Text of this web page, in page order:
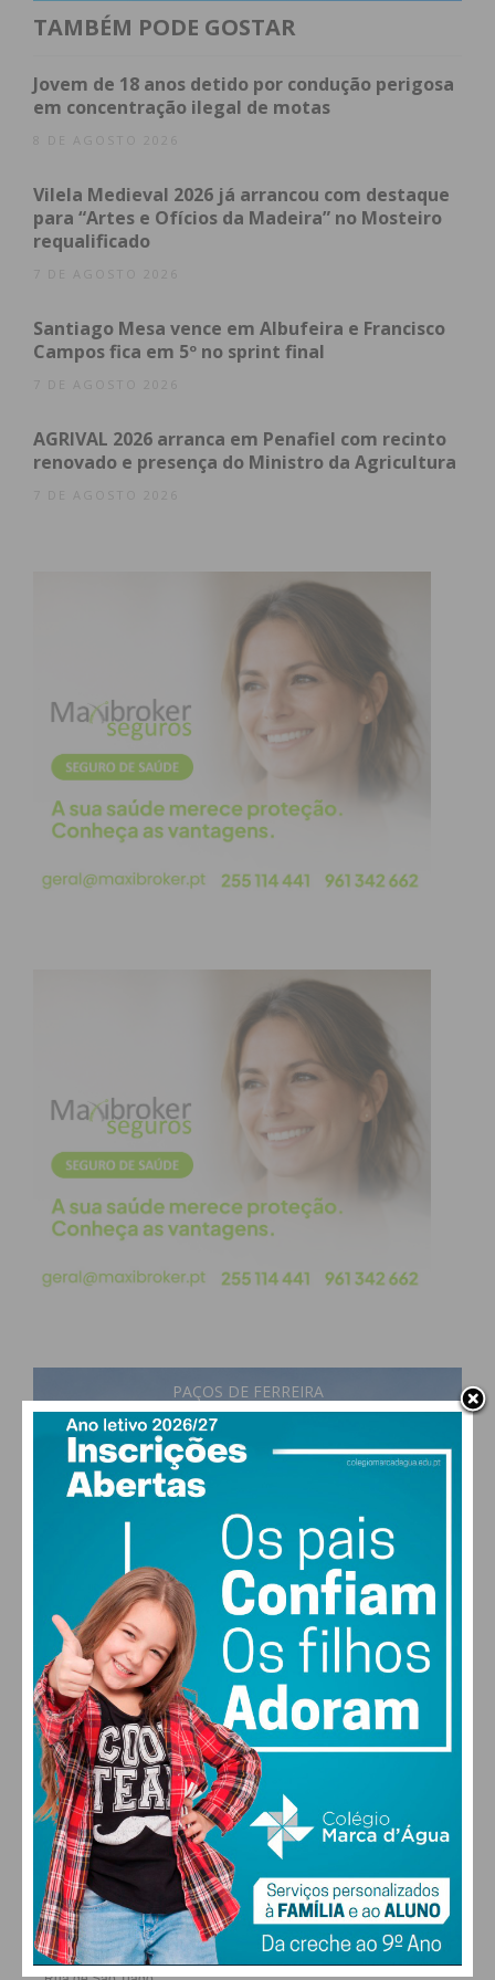
mutualista em Portugal.
A presidente da direção da Associação de Socorros
Mútuos Freamundense, presente na iniciativa,
manifestou publicamente o seu reconhecimento e
percurso e dedicação ao serviço da associação.
A Associação de Socorros Mútuos Freamundense é
atualmente a única associação mutualista em
além do seu património histórico — com um edifício
emblemático no centro da cidade, onde funcionam
cultural regular — a associação mantém em
funcionamento o Centro Infanto Juvenil A. Freire
Gomes, desempenhando um papel ativo nas áreas
Subscreva a newsletter do
Imediato
Assine nossa newsletter por e-mail e
obtenha de forma regular a informação
atualizada.
TAMBÉM PODE GOSTAR
Jovem de 18 anos detido por condução perigosa
em concentração ilegal de motas
8 DE AGOSTO 2026
Vilela Medieval 2026 já arrancou com destaque
para “Artes e Ofícios da Madeira” no Mosteiro
requalificado
7 DE AGOSTO 2026
Santiago Mesa vence em Albufeira e Francisco
Campos fica em 5º no sprint final
7 DE AGOSTO 2026
AGRIVAL 2026 arranca em Penafiel com recinto
renovado e presença do Ministro da Agricultura
7 DE AGOSTO 2026
PAÇOS DE FERREIRA
25°
61% humidade
28°
SÁB
27
DOM
28°
SEG
30°
ALTERAR
FARMACIAS DE SERVIÇO EM PAÇOS DE
FERREIRA